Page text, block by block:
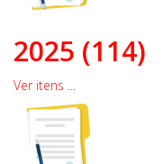
2025 (114)
Ver itens ...